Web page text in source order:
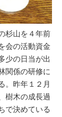
杉山を４年前
会の活動資金
少の日当が出
関係の研修に
。昨年１２月
樹木の成長過
で決めている